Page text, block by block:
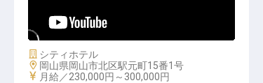
制度／家賃補助／公休8～9日）
施設業態
シティホテル
勤務地
岡山県岡山市北区駅元町15番1号
給与
月給／230,000円～ 300,000円